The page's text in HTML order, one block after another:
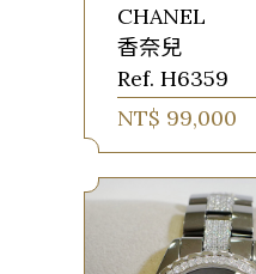
CHANEL
香奈兒
Ref. H6359
NT$ 99,000